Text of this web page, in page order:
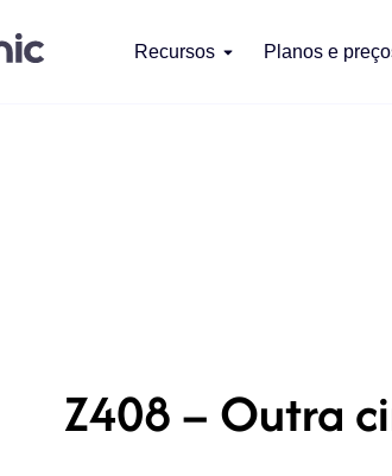
Recursos Planos e
Z408 – Outra